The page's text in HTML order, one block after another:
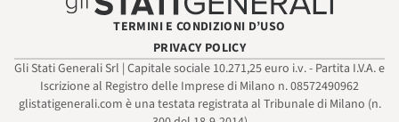
TERMINI E CONDIZIONI D’USO
PRIVACY POLICY
Gli Stati Generali Srl | Capitale sociale 10.271,25 euro i.v. - Partita I.V.A. e
Iscrizione al Registro delle Imprese di Milano n. 08572490962
glistatigenerali.com è una testata registrata al Tribunale di Milano (n.